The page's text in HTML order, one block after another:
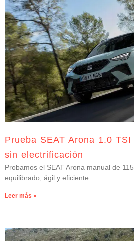
Prueba SEAT Arona 1.0
sin electrificación
Probamos el SEAT Arona manual de
equilibrado, ágil y eficiente.
Leer más »